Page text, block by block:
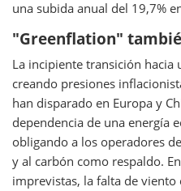
una subida anual del 19,7%
"Greenflation"
La incipiente transición hacia
creando presiones
han disparado en Europa y
dependencia de una energía
obligando a los operadores
y al carbón como respaldo.
imprevistas, la falta de viento